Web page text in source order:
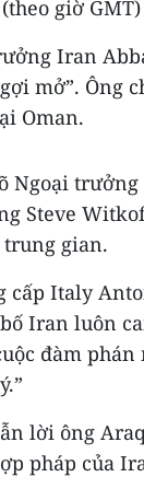
giờ
Iran
mở”. Ông
Oman.
Ngoại
Steve
gian.
cấp Italy
Iran luôn
đàm
lời ông
pháp của